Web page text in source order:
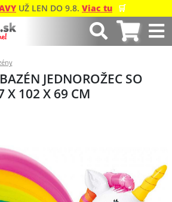
UŽ LEN DO 9.8. Viac tu 🛒
JEDNOROŽEC SO
X 102 X 69 CM